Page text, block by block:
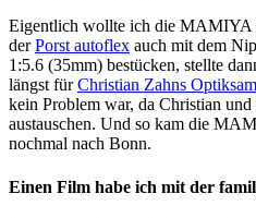
Eigentlich wollte ich die MAMIYA
derPorst autoflex auch mit dem
1:5.6 (35mm) bestücken, stellte
längst fürChristian Zahns
kein Problem war, da Christian
austauschen. Und so kam die
nochmal nach Bonn.
Einen Film habe ich mit der